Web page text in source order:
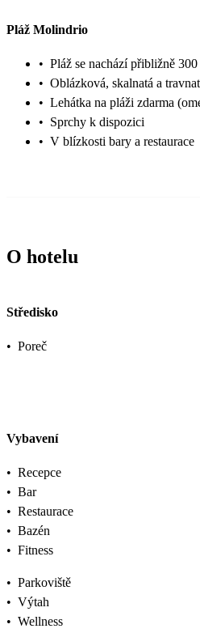
Pláž Molindrio
• Pláž se nachází přibližně
• Oblázková, skalnatá a
• Lehátka na pláži zdarma
• Sprchy k dispozici
• V blízkosti bary a restaurace
O hotelu
Středisko
• Poreč
Vybavení
• Recepce
• Bar
• Restaurace
• Bazén
• Fitness
• Parkoviště
• Výtah
• Wellness